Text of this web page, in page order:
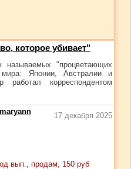
которое убивает"
называемых "процветающих
мира: Японии, Австралии и
корреспондентом
maryann
17 декабря 2025
вып., продам, 150 руб